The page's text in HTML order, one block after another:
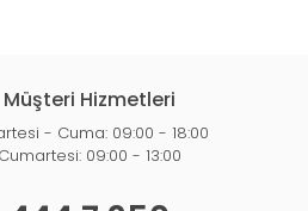
de süreci hızlandırmaya yardımcı
Müşteri Hizmetleri
- Cuma: 09:00 - 18:00
Cumartesi: 09:00 - 13:00